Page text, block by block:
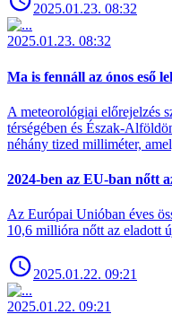
2025.01.23. 08:32
2025.01.23. 08:32
Ma is fennáll az ónos eső
A meteorológiai előrejelzés
térségében és Észak-
néhány tized milliméter,
2024-ben az EU-ban nőtt
Az Európai Unióban éves
10,6 millióra nőtt az eladott
2025.01.22. 09:21
2025.01.22. 09:21